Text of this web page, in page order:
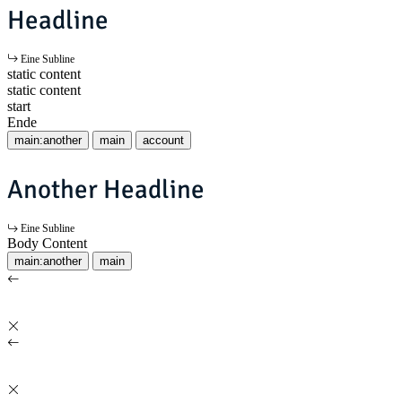
Headline
Eine Subline
static content
static content
start
Ende
main:another main account
Another Headline
Eine Subline
Body Content
main:another main